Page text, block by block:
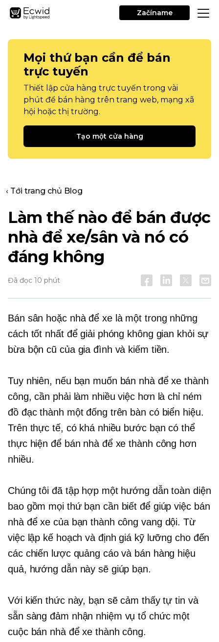
Začíname
Mọi thứ bạn cần để bán
trực tuyến
Thiết lập cửa hàng trực tuyến trong vài
phút để bán hàng trên trang web, mạng xã
hội hoặc thị trường.
Tạo một cửa hàng
‹ Tới trang chủ Blog
Làm thế nào để bán được
nhà để xe/sân và nó có
đáng không
Đã đọc 10 phút
Bán sân hoặc nhà để xe là một trong những
cách tốt nhất để giải phóng không gian khỏi sự
bừa bộn cũ của gia đình và kiếm tiền.
Tuy nhiên, nếu bạn muốn bán nhà để xe thành
công, cần phải làm nhiều việc hơn là chỉ ném
đồ đạc thành một đống trên bàn có biển hiệu.
Trên thực tế, có khá nhiều bước bạn có thể
thực hiện để bán nhà để xe thành công hơn
nhiều.
Chúng tôi đã tập hợp một hướng dẫn toàn diện
bao gồm mọi thứ bạn cần biết để giúp việc bán
nhà để xe của bạn thành công vang dội. Từ
việc lập kế hoạch và định giá kỹ lưỡng cho đến
các chiến lược quảng cáo và bán hàng hiệu
quả, hướng dẫn này sẽ giúp bạn.
Với kiến ​​thức này, bạn sẽ cảm thấy tự tin và
sẵn sàng đảm nhận nhiệm vụ tổ chức một
cuộc bán nhà để xe thành công.